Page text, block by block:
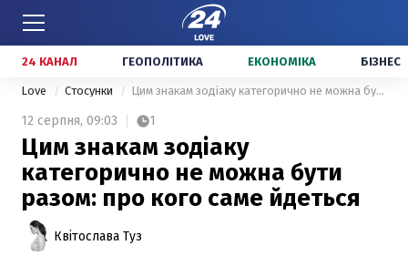
24 КАНАЛ ГЕОПОЛІТИКА ЕКОНОМІКА БІЗНЕС
Love Стосунки Цим знакам зодіаку категорично не можна бути разом: про кого саме йдеться
12 серпня, 09:03 1
Цим знакам зодіаку
категорично не можна бути
разом: про кого саме йдеться
Квітослава Туз